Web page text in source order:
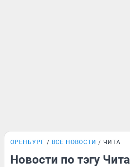
ОРЕНБУРГ ВСЕ НОВОСТИ ЧИТА
Новости по тэгу Чита